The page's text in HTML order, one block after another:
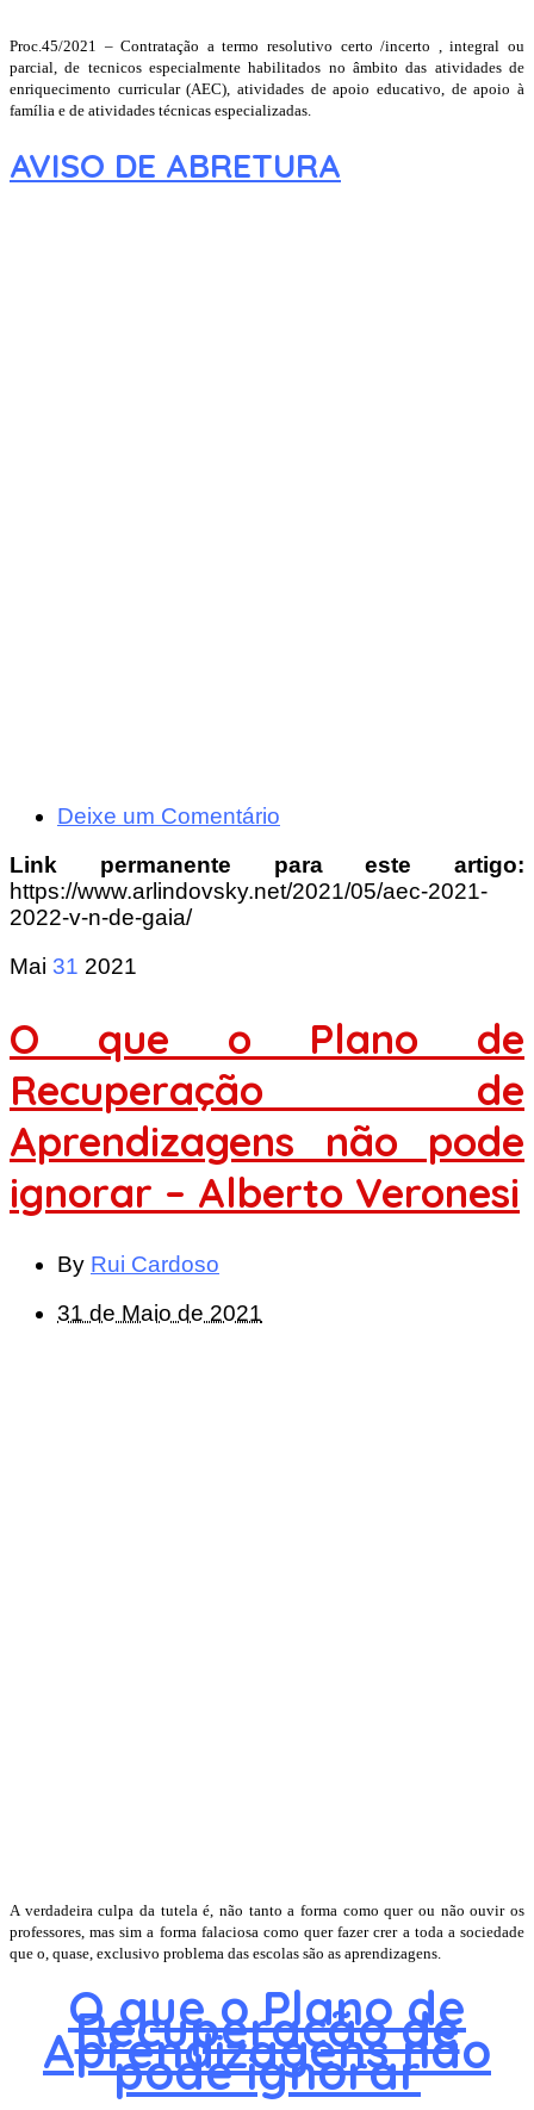
Proc.45/2021 – Contratação a termo resolutivo certo /incerto , integral ou
parcial, de tecnicos especialmente habilitados no âmbito das atividades de
enriquecimento curricular (AEC), atividades de apoio educativo, de apoio à
família e de atividades técnicas especializadas.
AVISO DE ABRETURA
Deixe um Comentário
Link permanente para este artigo:
https://www.arlindovsky.net/2021/05/aec-2021-
2022-v-n-de-gaia/
Mai 31 2021
O que o Plano de
Recuperação de
Aprendizagens não pode
ignorar – Alberto Veronesi
By Rui Cardoso
31 de Maio de 2021
A verdadeira culpa da tutela é, não tanto a forma como quer ou não ouvir os
professores, mas sim a forma falaciosa como quer fazer crer a toda a sociedade
que o, quase, exclusivo problema das escolas são as aprendizagens.
O que o Plano de
Recuperação de
Aprendizagens não
pode ignorar